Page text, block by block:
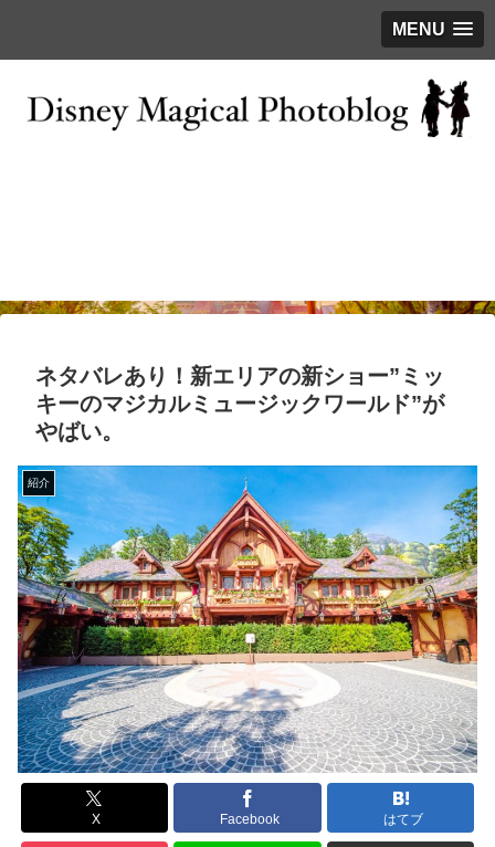
MENU
ネタバレあり！新エリアの新ショー”ミッ
キーのマジカルミュージックワールド”が
やばい。
紹介
X Facebook はてブ